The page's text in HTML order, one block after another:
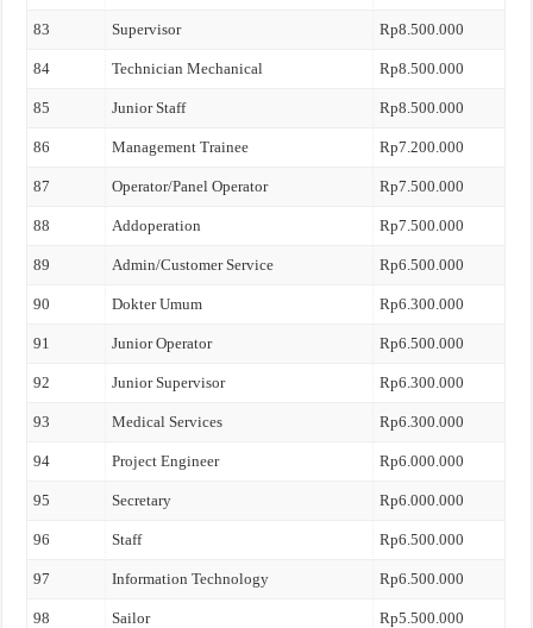
83 Supervisor Rp8.500.000
84 Technician Mechanical Rp8.500.000
85 Junior Staff Rp8.500.000
86 Management Trainee Rp7.200.000
87 Operator/Panel Operator Rp7.500.000
88 Addoperation Rp7.500.000
89 Admin/Customer Service Rp6.500.000
90 Dokter Umum Rp6.300.000
91 Junior Operator Rp6.500.000
92 Junior Supervisor Rp6.300.000
93 Medical Services Rp6.300.000
94 Project Engineer Rp6.000.000
95 Secretary Rp6.000.000
96 Staff Rp6.500.000
97 Information Technology Rp6.500.000
98 Sailor Rp5.500.000